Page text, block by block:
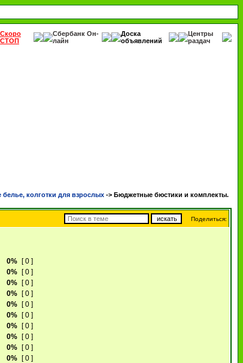
Скоро
СТОП
Сбербанк Он-
лайн
Доска
объявлений
Центры
раздач
колготки для взрослых -> Бюджетные бюстики и комплекты.
Поделиться:
0% [ 0 ]
0% [ 0 ]
0% [ 0 ]
0% [ 0 ]
0% [ 0 ]
0% [ 0 ]
0% [ 0 ]
0% [ 0 ]
0% [ 0 ]
0% [ 0 ]